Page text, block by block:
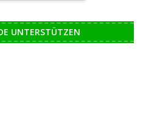
UNTERSTÜTZEN